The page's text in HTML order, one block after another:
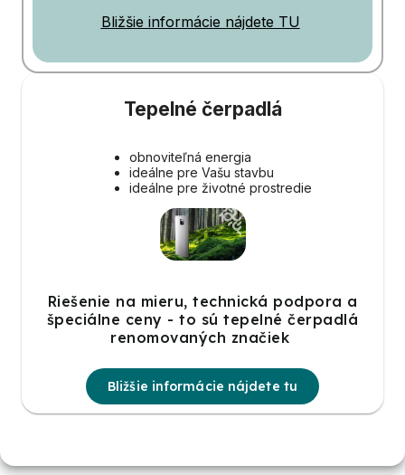
Bližšie informácie nájdete TU
Tepelné čerpadlá
obnoviteľná energia
ideálne pre Vašu stavbu
ideálne pre životné prostredie
Riešenie na mieru, technická podpora a
špeciálne ceny - to sú tepelné čerpadlá
renomovaných značiek
Bližšie informácie nájdete tu